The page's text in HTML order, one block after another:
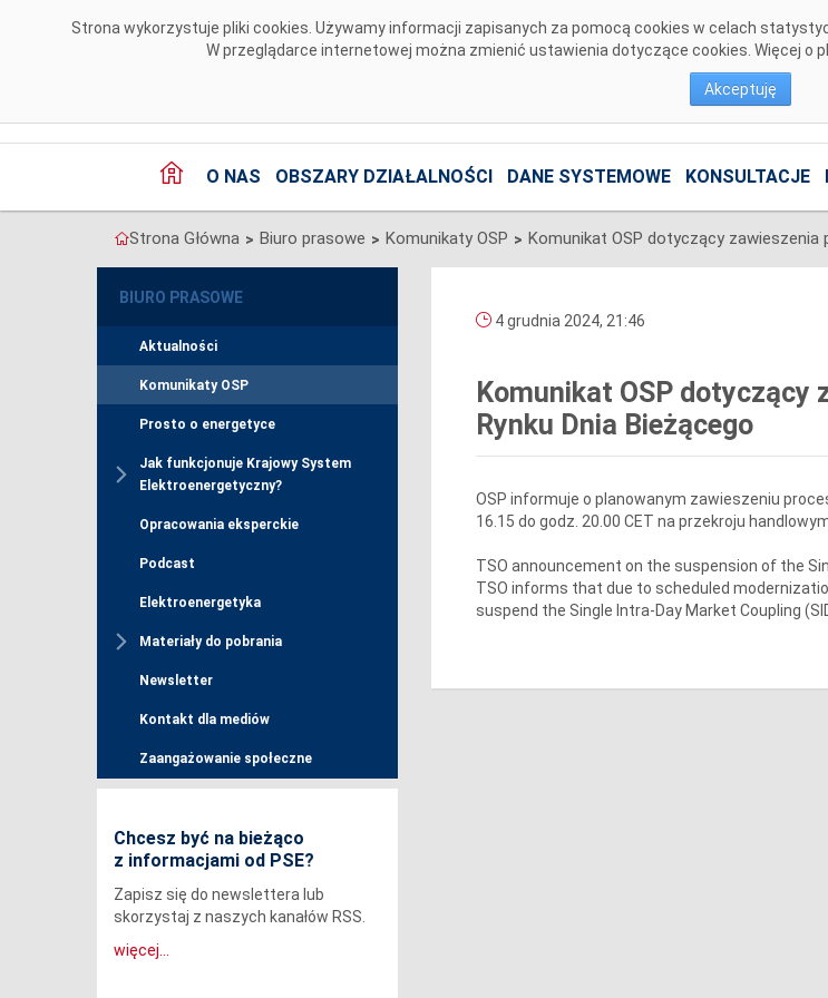
Strona wykorzystuje pliki cookies. Używamy informacji zapisanych za pomocą cookies w celach
W przeglądarce internetowej można zmienić ustawienia dotyczące cookies. Więcej o
Akceptuję
O NAS OBSZARY DZIAŁALNOŚCI DANE SYSTEMOWE KONSULTACJE
Strona Główna > Biuro prasowe > Komunikaty OSP >
BIURO PRASOWE
Aktualności
Komunikaty OSP
Prosto o energetyce
Jak funkcjonuje Krajowy System
Elektroenergetyczny?
Opracowania eksperckie
Podcast
Elektroenergetyka
Materiały do pobrania
Newsletter
Kontakt dla mediów
Zaangażowanie społeczne
Chcesz być na bieżąco
z informacjami od PSE?
Zapisz się do newslettera lub
skorzystaj z naszych kanałów RSS.
więcej...
4 grudnia 2024, 21:46
Komunikat OSP dotyczący
Rynku Dnia Bieżącego
OSP informuje o planowanym zawieszeniu
16.15 do godz. 20.00 CET na przekroju
TSO announcement on the suspension of the
TSO informs that due to scheduled
suspend the Single Intra-Day Market Coupling